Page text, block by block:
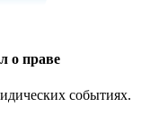
о праве
событиях.